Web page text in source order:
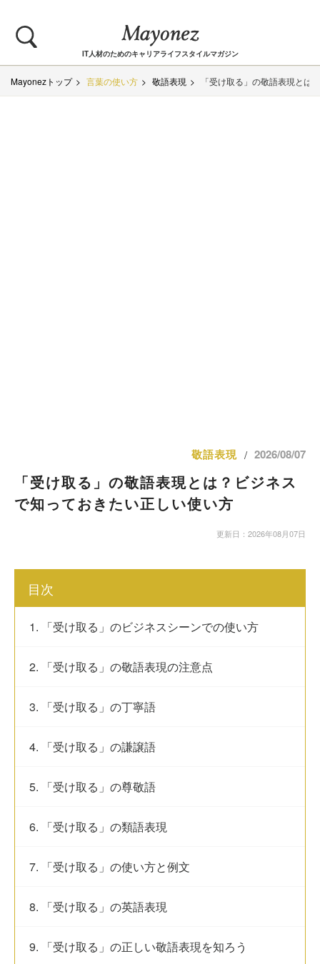
IT人材のためのキャリアライフスタイルマガジン
Mayonezトップ 言葉の使い方 敬語表現 「受け取る」の敬語表現とは
敬語表現 / 2026/08/07
「受け取る」の敬語表現とは？ビジネス
で知っておきたい正しい使い方
更新日：2026年08月07日
目次
1. 「受け取る」のビジネスシーンでの使い方
2. 「受け取る」の敬語表現の注意点
3. 「受け取る」の丁寧語
4. 「受け取る」の謙譲語
5. 「受け取る」の尊敬語
6. 「受け取る」の類語表現
7. 「受け取る」の使い方と例文
8. 「受け取る」の英語表現
9. 「受け取る」の正しい敬語表現を知ろう